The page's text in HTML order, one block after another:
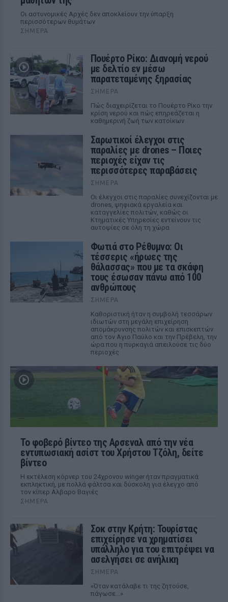
Οι αστυνομικές Αρχές δεν αποκλείουν την ύπαρξη
περισσότερων θυμάτων
ΣΉΜΕΡΑ
Πουέρτο Ρίκο: Διανομή νερού
με δελτίο εν μέσω
παρατεταμένης ξηρασίας
ΣΉΜΕΡΑ
Πώς διαχειρίζεται το Πουέρτο Ρίκο την
κρίση νερού και πώς επηρεάζεται η
καθημερινή ζωή των κατοίκων
Σαρωτικοί έλεγχοι στις
παραλίες με drones – Ποιες
περιοχές είχαν τις
περισσότερες παραβάσεις
ΣΉΜΕΡΑ
Οι έλεγχοι στις παραλίες συνεχίζονται με
drones, ψηφιακά εργαλεία και
καταγγελίες πολιτών, καθώς οι
Κτηματικές Υπηρεσίες εντείνουν τις
αυτοψίες σε όλη τη χώρα
Φωτιά στο Ρέθυμνο: Οι
τέσσερις «ήρωες της
θάλασσας» που με τα σκάφη
τους έσωσαν πάνω από 100
ανθρώπους
ΣΉΜΕΡΑ
Καθοριστική ήταν η συμβολή τεσσάρων
ιδιωτών στη μεγάλη επιχείρηση
απομάκρυνσης πολιτών και επισκεπτών
από τον Αγιο Παύλο και την Πρέβελη, την
ώρα που η πυρκαγιά απειλούσε τις δύο
περιοχές
Το φοβερό βίντεο της Αρσεναλ από την νέα
εντυπωσιακή ασίστ του Χρήστου Τζόλη, δείτε
βίντεο
Η εκτέλεση κόρνερ του 24χρονου winger ήταν πραγματικά
εκπληκτική, με πολλά φάλτσα και δύσκολη για έλεγχο από
τον κίπερ Αλβαρο Βαγιές
ΣΉΜΕΡΑ
Σοκ στην Κρήτη: Τουρίστας
επιχείρησε να χρηματίσει
υπάλληλο για του επιτρέψει να
ασελγήσει σε ανήλικη
ΣΉΜΕΡΑ
«Όταν κατάλαβε τι της ζητούσε,
πάγωσε...»